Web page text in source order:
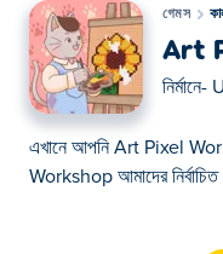
গেমস
Art
নির্মানে-
এখানে আপনি Art Pixel
Workshop আমাদের